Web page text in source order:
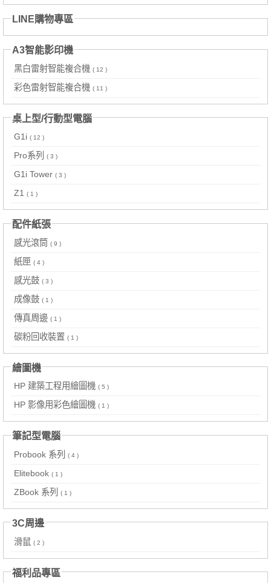
LINE購物專區
A3智能影印機
黑白雷射智能複合機 ( 12 )
彩色雷射智能複合機 ( 11 )
桌上型/行動型電腦
G1i ( 12 )
Pro系列 ( 3 )
G1i Tower ( 3 )
Z1 ( 1 )
配件紙張
感光滾筒 ( 9 )
紙匣 ( 4 )
感光鼓 ( 3 )
成像鼓 ( 1 )
傳真周邊 ( 1 )
碳粉回收裝置 ( 1 )
繪圖機
HP 建築工程用繪圖機 ( 5 )
HP 影像用彩色繪圖機 ( 1 )
筆記型電腦
Probook 系列 ( 4 )
Elitebook ( 1 )
ZBook 系列 ( 1 )
3C周邊
滑鼠 ( 2 )
福利品專區